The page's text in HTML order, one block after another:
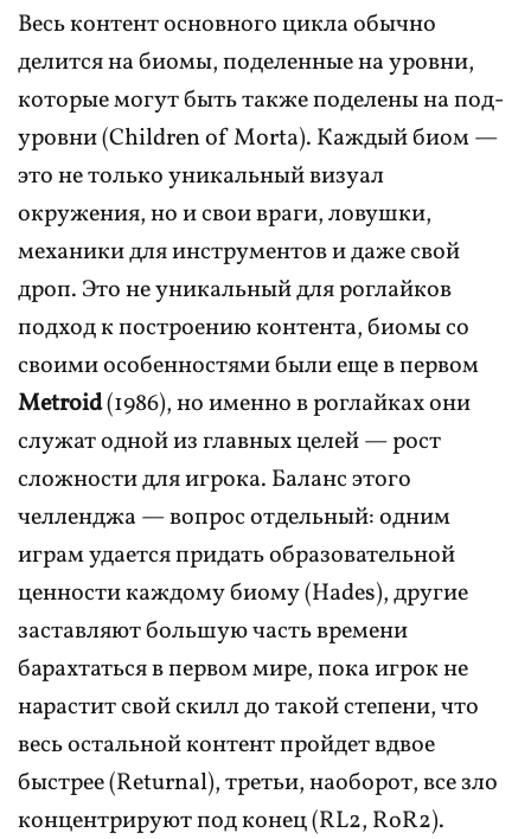
Весь контент основного цикла обычно
делится на биомы, поделенные на уровни,
которые могут быть также поделены на под-
уровни (Children of Morta). Каждый биом —
это не только уникальный визуал
окружения, но и свои враги, ловушки,
механики для инструментов и даже свой
дроп. Это не уникальный для роглайков
подход к построению контента, биомы со
своими особенностями были еще в первом
Metroid(1986), но именно в роглайках они
служат одной из главных целей — рост
сложности для игрока. Баланс этого
челленджа — вопрос отдельный: одним
играм удается придать образовательной
ценности каждому биому (Hades), другие
заставляют большую часть времени
барахтаться в первом мире, пока игрок не
нарастит свой скилл до такой степени, что
весь остальной контент пройдет вдвое
быстрее (Returnal), третьи, наоборот, все зло
концентрируют под конец (RL2, RoR2).